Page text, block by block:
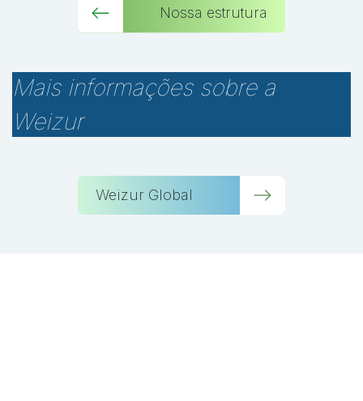
Nossa estrutura
Mais informações sobre a
Weizur
Weizur Global